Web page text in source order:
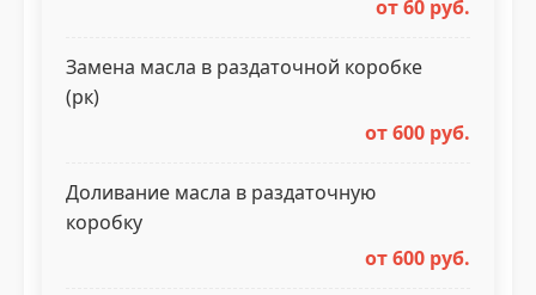
от 60 руб.
Замена масла в раздаточной коробке
(рк)
от 600 руб.
Доливание масла в раздаточную
коробку
от 600 руб.